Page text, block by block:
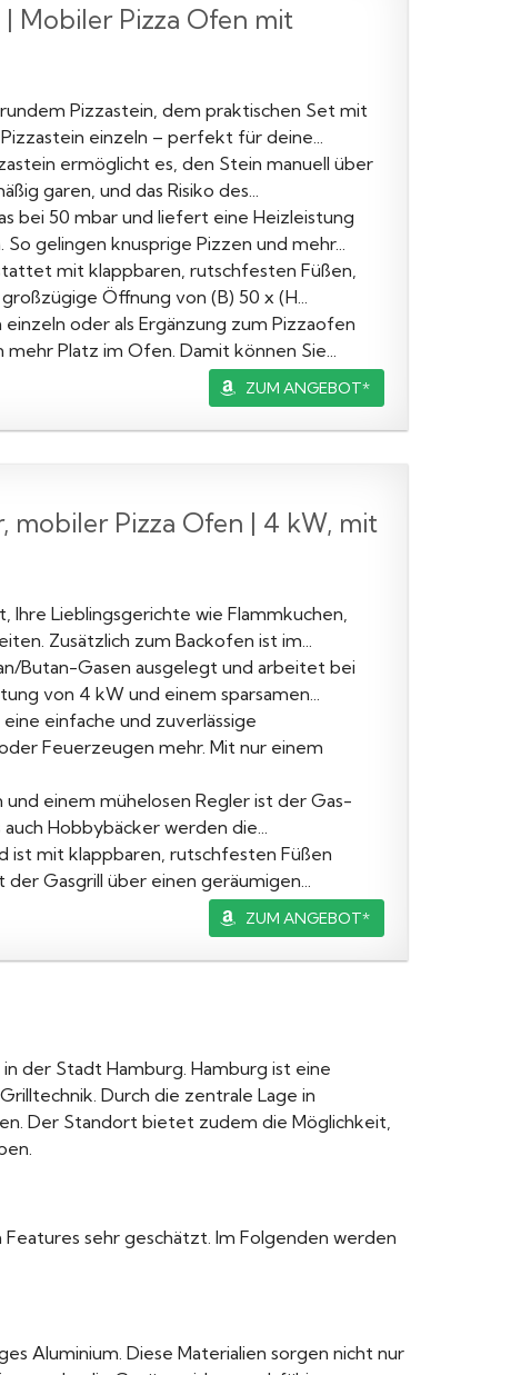
Mobiler Pizza Ofen mit
Pizzastein, dem praktischen Set mit
einzeln – perfekt für deine...
ermöglicht es, den Stein manuell über
garen, und das Risiko des...
bei 50 mbar und liefert eine Heizleistung
gelingen knusprige Pizzen und mehr...
mit klappbaren, rutschfesten Füßen,
Öffnung von (B) 50 x (H...
oder als Ergänzung zum Pizzaofen
Platz im Ofen. Damit können Sie...
ZUM ANGEBOT*
mobiler Pizza Ofen | 4 kW, mit
Ihre Lieblingsgerichte wie Flammkuchen,
Zusätzlich zum Backofen ist im...
Butan-Gasen ausgelegt und arbeitet bei
von 4 kW und einem sparsamen...
einfache und zuverlässige
Feuerzeugen mehr. Mit nur einem
und einem mühelosen Regler ist der Gas-
Hobbybäcker werden die...
ist mit klappbaren, rutschfesten Füßen
Gasgrill über einen geräumigen...
ZUM ANGEBOT*
der Stadt Hamburg. Hamburg ist eine
Durch die zentrale Lage in
Der Standort bietet zudem die Möglichkeit,
sehr geschätzt. Im Folgenden werden
Aluminium. Diese Materialien sorgen nicht nur